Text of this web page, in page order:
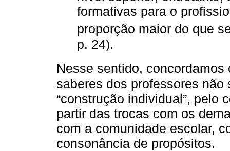
formativas para o
proporção maior do que
p. 24).
Nesse sentido,
saberes dos professores
“construção individual”, pelo
partir das trocas com os
com a comunidade escolar,
consonância de propósitos.